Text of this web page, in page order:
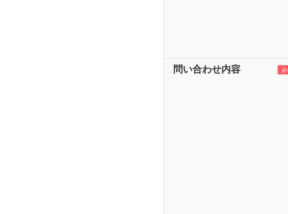
問い合わせ内容 必